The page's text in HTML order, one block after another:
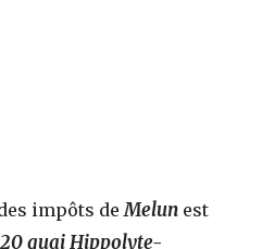
impôts deMelun est
quai Hippolyte-